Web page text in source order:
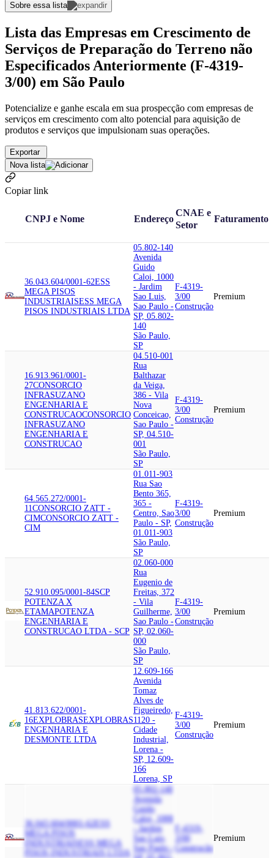
Sobre essa lista
Lista das Empresas em Crescimento de
Serviços de Preparação do Terreno não
Especificados Anteriormente (F-4319-
3/00) em São Paulo
Potencialize e ganhe escala em sua prospecção com empresas de
serviços em crescimento com alto potencial para aquisição de
produtos e serviços que impulsionam suas operações.
Exportar
Nova lista
Copiar link
CNPJ e Nome Endereço
CNAE e
Setor
Faturamento
36.043.604/0001-62ESS
MEGA PISOS
INDUSTRIAISESS MEGA
PISOS INDUSTRIAIS LTDA
05.802-140
Avenida
Guido
Caloi, 1000
- Jardim
Sao Luis,
Sao Paulo -
SP, 05.802-
140
São Paulo,
SP
F-4319-
3/00
Construção
Premium
16.913.961/0001-
27CONSORCIO
INFRASUZANO
ENGENHARIA E
CONSTRUCAOCONSORCIO
INFRASUZANO
ENGENHARIA E
CONSTRUCAO
04.510-001
Rua
Balthazar
da Veiga,
386 - Vila
Nova
Conceicao,
Sao Paulo -
SP, 04.510-
001
São Paulo,
SP
F-4319-
3/00
Construção
Premium
64.565.272/0001-
11 CONSORCIO ZATT -
CIMCONSORCIO ZATT -
CIM
01.011-903
Rua Sao
Bento 365,
365 -
Centro, Sao
Paulo - SP,
01.011-903
São Paulo,
SP
F-4319-
3/00
Construção
Premium
52.910.095/0001-84SCP
POTENZA X
ETAMAPOTENZA
ENGENHARIA E
CONSTRUCAO LTDA - SCP
02.060-000
Rua
Eugenio de
Freitas, 372
- Vila
Guilherme,
Sao Paulo -
SP, 02.060-
000
São Paulo,
SP
F-4319-
3/00
Construção
Premium
41.813.622/0001-
16EXPLOBRASEXPLOBRAS
ENGENHARIA E
DESMONTE LTDA
12.609-166
Avenida
Tomaz
Alves de
Figueiredo,
1120 -
Cidade
Industrial,
Lorena -
SP, 12.609-
166
Lorena, SP
F-4319-
3/00
Construção
Premium
36.043.604/0001-62ESS
MEGA PISOS
INDUSTRIAISESS MEGA
PISOS INDUSTRIAIS LTDA
05.802-140
Avenida
Guido
Caloi, 1000
- Jardim
Sao Luis,
Sao Paulo -
F-4319-
3/00
Construção
Premium